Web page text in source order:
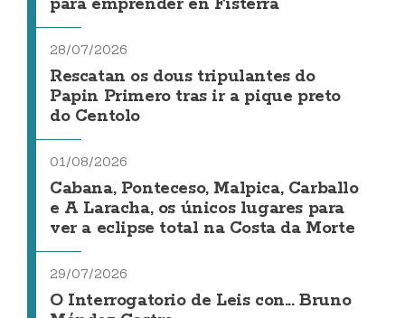
para emprender en Fisterra
28/07/2026
Rescatan os dous tripulantes do
Papin Primero tras ir a pique preto
do Centolo
01/08/2026
Cabana, Ponteceso, Malpica, Carballo
e A Laracha, os únicos lugares para
ver a eclipse total na Costa da Morte
29/07/2026
O Interrogatorio de Leis con... Bruno